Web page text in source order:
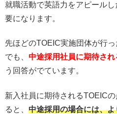
就職活動で英語力をアピール
要になります。
先ほどのTOEIC実施団体が行
でも、 中途採用社員に期待さ
う回答がでています。
新入社員に期待されるTOEIC
ると、 中途採用の場合には、